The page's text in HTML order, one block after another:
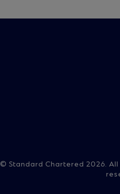
© Standard Chartered 2026. All